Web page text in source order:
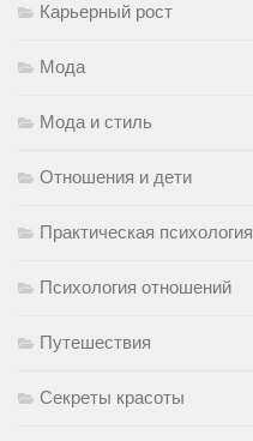
Карьерный рост
Мода
Мода и стиль
Отношения и дети
Практическая психология
Психология отношений
Путешествия
Секреты красоты